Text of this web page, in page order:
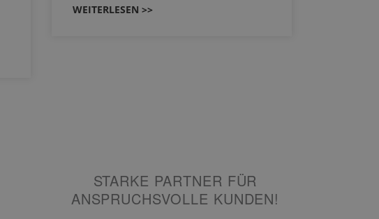
WEITERLESEN >>
STARKE PARTNER FÜR
ANSPRUCHSVOLLE KUNDEN!